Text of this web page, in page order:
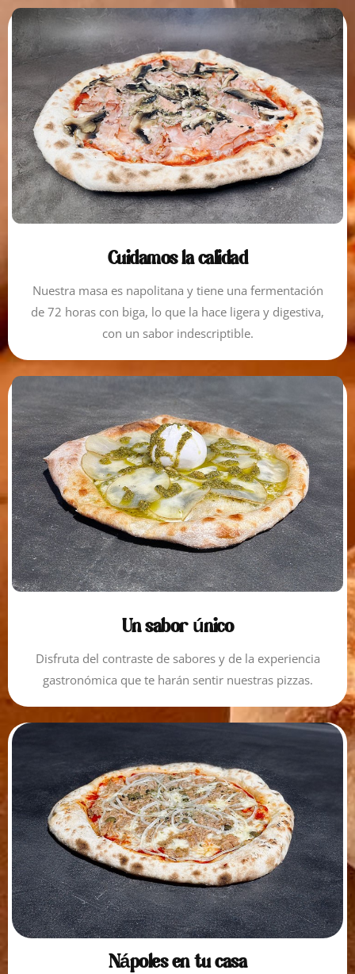
Cuidamos la calidad
Nuestra masa es napolitana y tiene una fermentación
de 72 horas con biga, lo que la hace ligera y digestiva,
con un sabor indescriptible.
Un sabor único
Disfruta del contraste de sabores y de la experiencia
gastronómica que te harán sentir nuestras pizzas.
Nápoles en tu casa